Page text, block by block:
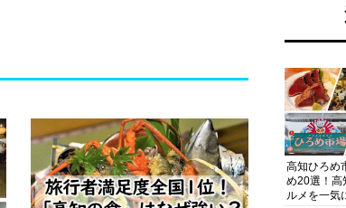
高知ひろめ
め20選！高
ルメを一気